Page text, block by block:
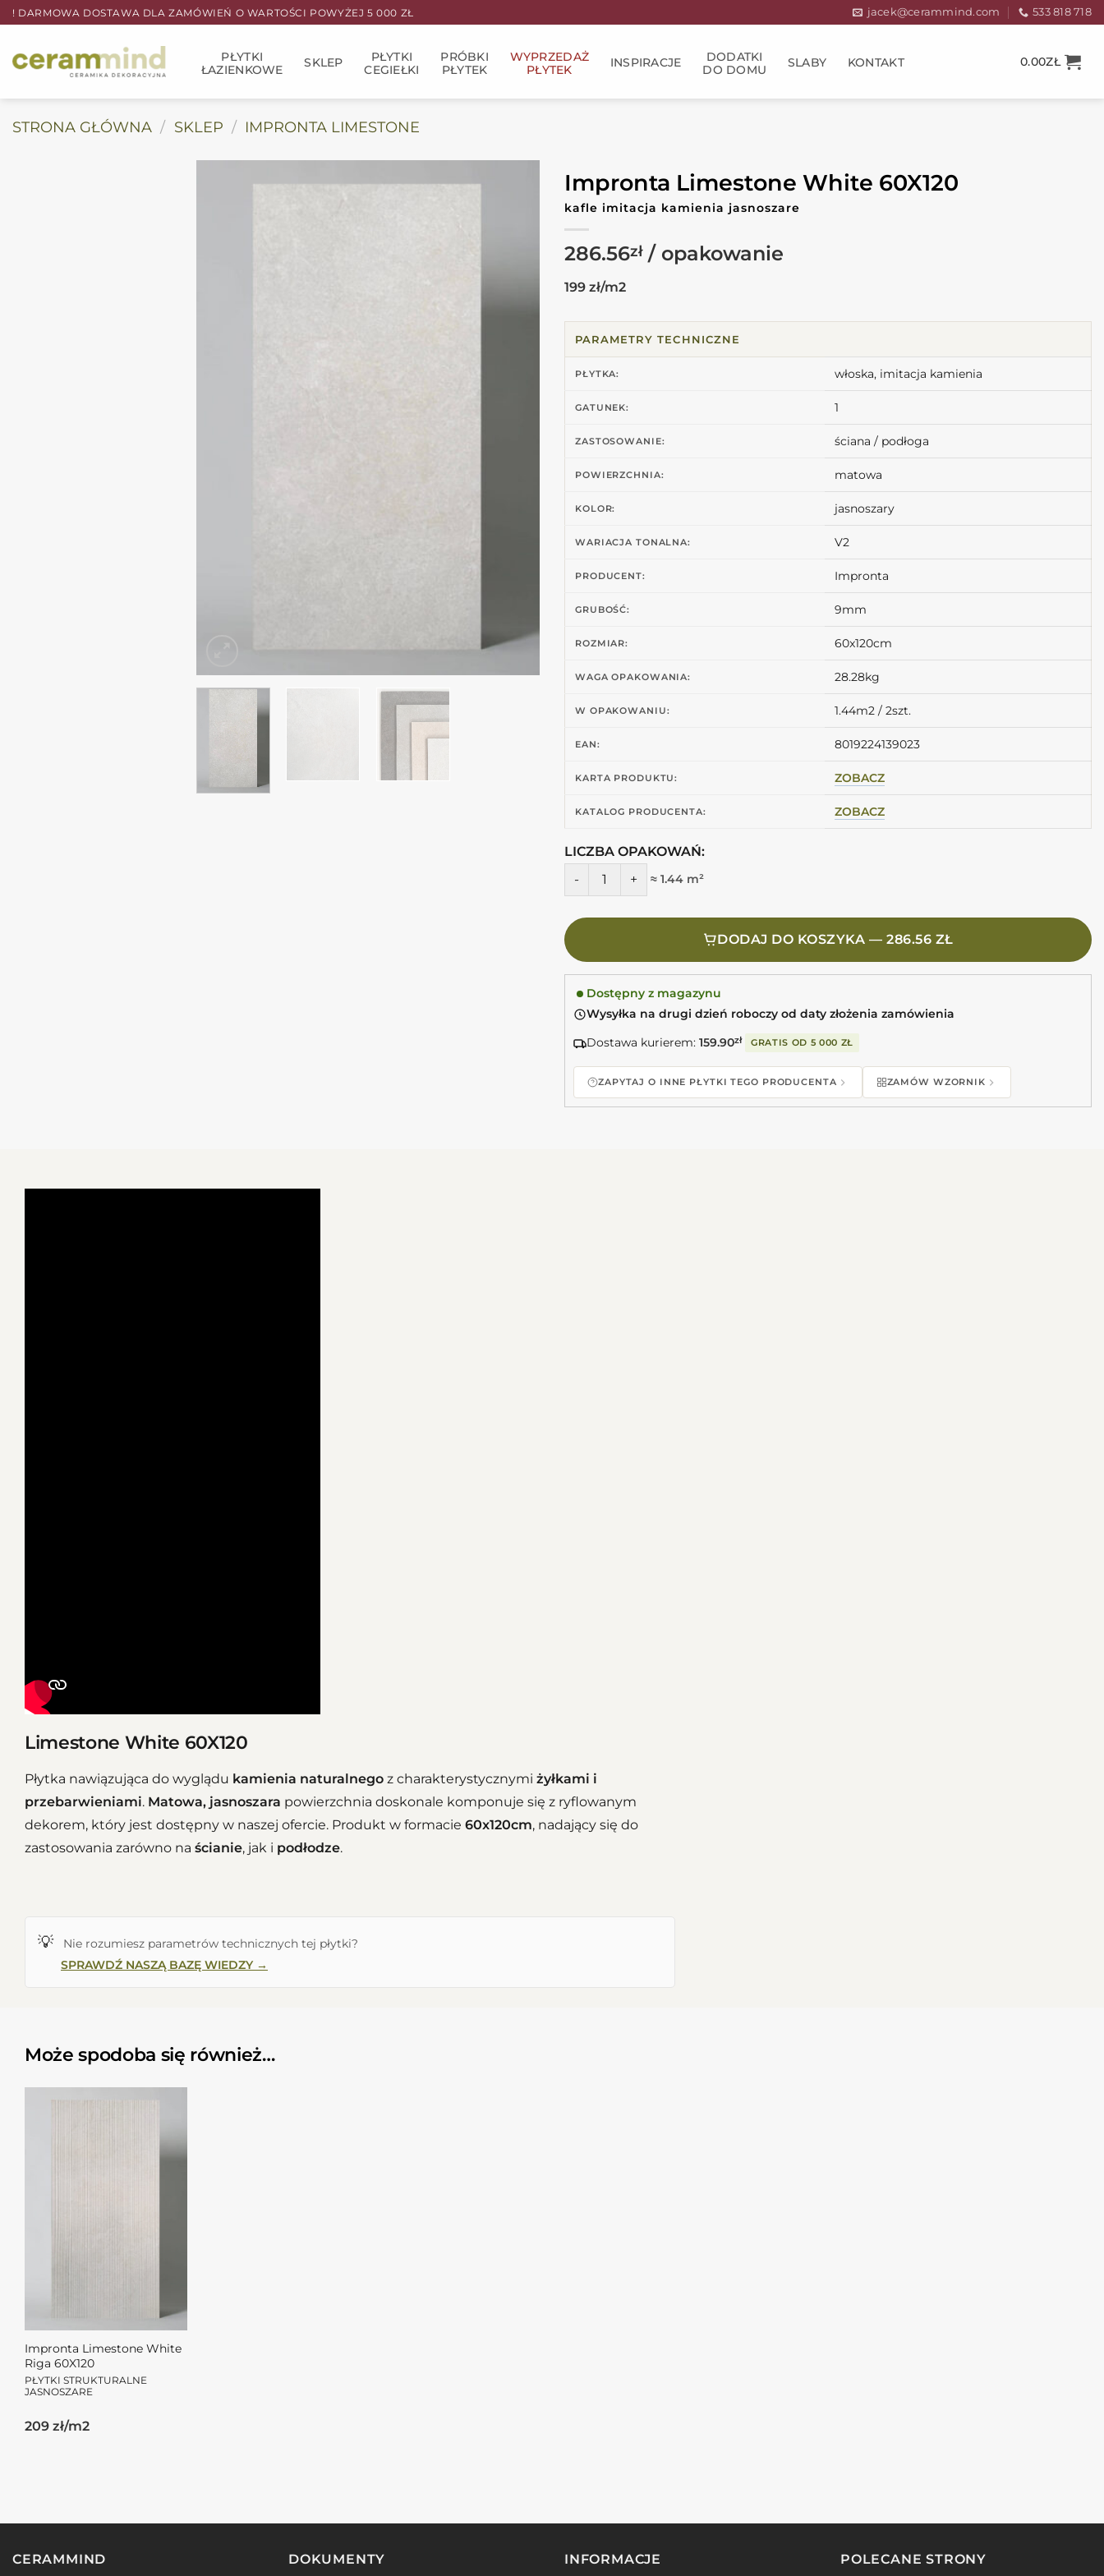
Przewiń
do
zawartości
! DARMOWA DOSTAWA DLA ZAMÓWIEŃ O WARTOŚCI POWYŻEJ 5 000 ZŁ jacek@cerammind.com 533 818 718
PŁYTKI
ŁAZIENKOWE
SKLEP
PŁYTKI
CEGIEŁKI
PRÓBKI
PŁYTEK
WYPRZEDAŻ
PŁYTEK
INSPIRACJE
DODATKI
DO DOMU
SLABY KONTAKT 0.00ZŁ
STRONA GŁÓWNA / SKLEP / IMPRONTA LIMESTONE
Impronta Limestone White 60X120
kafle imitacja kamienia jasnoszare
286.56zł
199 zł/m2
PARAMETRY TECHNICZNE
PŁYTKA: włoska, imitacja kamienia
GATUNEK: 1
ZASTOSOWANIE: ściana / podłoga
POWIERZCHNIA: matowa
KOLOR: jasnoszary
WARIACJA TONALNA: V2
PRODUCENT: Impronta
GRUBOŚĆ: 9mm
ROZMIAR: 60x120cm
WAGA OPAKOWANIA: 28.28kg
W OPAKOWANIU: 1.44m2 / 2szt.
EAN: 8019224139023
KARTA PRODUKTU: ZOBACZ
KATALOG PRODUCENTA: ZOBACZ
LICZBA OPAKOWAŃ:
ilość Impronta Limestone White 60X120 Kafle imitacja kamienia jasnoszare
≈ 1.44 m²
DODAJ DO KOSZYKA — 286.56 ZŁ
Dostępny z magazynu
Wysyłka na drugi dzień roboczy od daty złożenia zamówienia
Dostawa kurierem: 159.90zł GRATIS OD 5 000 ZŁ
ZAPYTAJ O INNE PŁYTKI TEGO PRODUCENTA ZAMÓW WZORNIK
Limestone White 60X120
Płytka nawiązująca do wyglądu kamienia naturalnego z charakterystycznymi żyłkami i
przebarwieniami. Matowa, jasnoszara powierzchnia doskonale komponuje się z ryflowanym
dekorem, który jest dostępny w naszej ofercie. Produkt w formacie 60x120cm, nadający się do
zastosowania zarówno na ścianie, jak i podłodze.
💡 Nie rozumiesz parametrów technicznych tej płytki?
SPRAWDŹ NASZĄ BAZĘ WIEDZY →
Może spodoba się również…
Impronta Limestone White
Riga 60X120
PŁYTKI STRUKTURALNE
JASNOSZARE
209 zł/m2
CERAMMIND DOKUMENTY INFORMACJE POLECANE STRONY